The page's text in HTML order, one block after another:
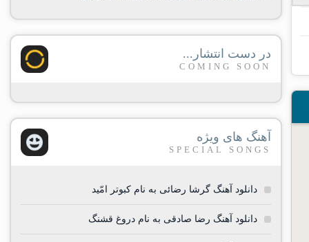
در دست انتشار...
COMING SOON
آهنگ های ویژه
SPECIAL SONGS
دانلود آهنگ گرشا رضائی به نام کبوتر امّید
دانلود آهنگ رضا صادقی به نام دروغ قشنگ